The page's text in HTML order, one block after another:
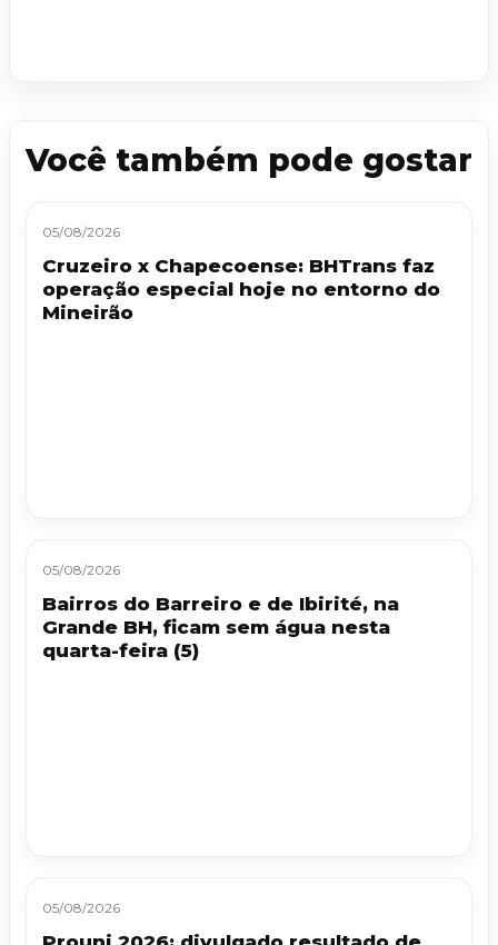
Você também pode gostar
05/08/2026
Cruzeiro x Chapecoense: BHTrans faz
operação especial hoje no entorno do
Mineirão
05/08/2026
Bairros do Barreiro e de Ibirité, na
Grande BH, ficam sem água nesta
quarta-feira (5)
05/08/2026